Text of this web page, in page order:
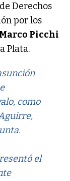
Derechos
por los
Marco Picchi
Plata.
como
el